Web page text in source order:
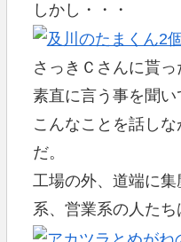
しかし・・・
さっきＣさんに貰っ
素直に言う事を聞い
こんなことを話し
だ。
工場の外、道端に
系、営業系の人たち